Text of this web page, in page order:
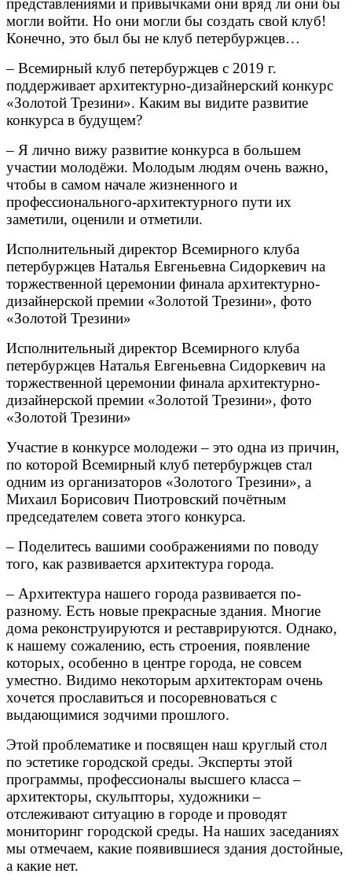
представлениями и привычками они вряд ли они бы
могли войти. Но они могли бы создать свой клуб!
Конечно, это был бы не клуб петербуржцев…
– Всемирный клуб петербуржцев с 2019 г.
поддерживает архитектурно-дизайнерский конкурс
«Золотой Трезини». Каким вы видите развитие
конкурса в будущем?
– Я лично вижу развитие конкурса в большем
участии молодёжи. Молодым людям очень важно,
чтобы в самом начале жизненного и
профессионального-архитектурного пути их
заметили, оценили и отметили.
Исполнительный директор Всемирного клуба
петербуржцев Наталья Евгеньевна Сидоркевич на
торжественной церемонии финала архитектурно-
дизайнерской премии «Золотой Трезини», фото
«Золотой Трезини»
Исполнительный директор Всемирного клуба
петербуржцев Наталья Евгеньевна Сидоркевич на
торжественной церемонии финала архитектурно-
дизайнерской премии «Золотой Трезини», фото
«Золотой Трезини»
Участие в конкурсе молодежи – это одна из причин,
по которой Всемирный клуб петербуржцев стал
одним из организаторов «Золотого Трезини», а
Михаил Борисович Пиотровский почётным
председателем совета этого конкурса.
– Поделитесь вашими соображениями по поводу
того, как развивается архитектура города.
– Архитектура нашего города развивается по-
разному. Есть новые прекрасные здания. Многие
дома реконструируются и реставрируются. Однако,
к нашему сожалению, есть строения, появление
которых, особенно в центре города, не совсем
уместно. Видимо некоторым архитекторам очень
хочется прославиться и посоревноваться с
выдающимися зодчими прошлого.
Этой проблематике и посвящен наш круглый стол
по эстетике городской среды. Эксперты этой
программы, профессионалы высшего класса –
архитекторы, скульпторы, художники –
отслеживают ситуацию в городе и проводят
мониторинг городской среды. На наших заседаниях
мы отмечаем, какие появившиеся здания достойные,
а какие нет.